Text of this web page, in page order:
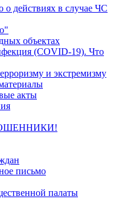
действиях в случае ЧС
объектах
(COVID-19). Что
и экстремизму
акты
письмо
палаты